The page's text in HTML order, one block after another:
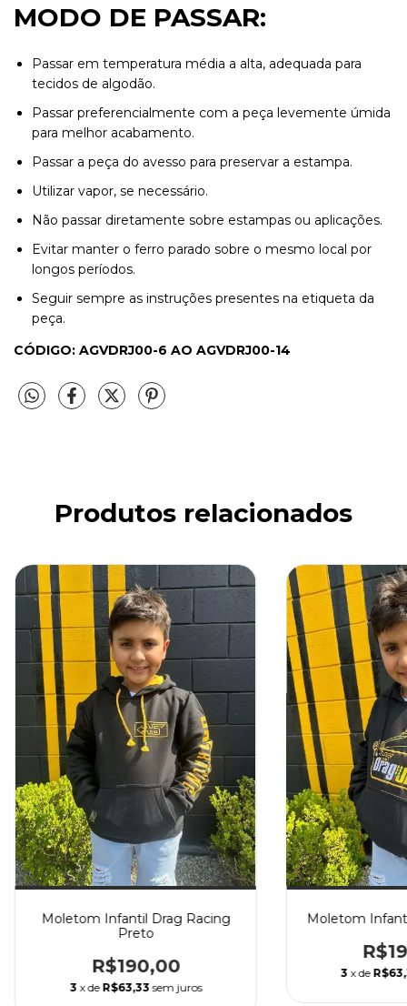
MODO DE PASSAR:
Passar em temperatura média a alta, adequada para
tecidos de algodão.
Passar preferencialmente com a peça levemente úmida
para melhor acabamento.
Passar a peça do avesso para preservar a estampa.
Utilizar vapor, se necessário.
Não passar diretamente sobre estampas ou aplicações.
Evitar manter o ferro parado sobre o mesmo local por
longos períodos.
Seguir sempre as instruções presentes na etiqueta da
peça.
CÓDIGO: AGVDRJ00-6 AO AGVDRJ00-14
Produtos relacionados
Moletom Infantil Drag Racing
Preto
R$190,00
3 x de R$63,33 sem juros
Moletom
3 x de